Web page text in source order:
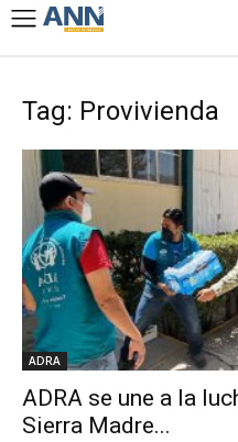
Tag: Provivienda
ADRA
ADRA se une a la
Sierra Madre...